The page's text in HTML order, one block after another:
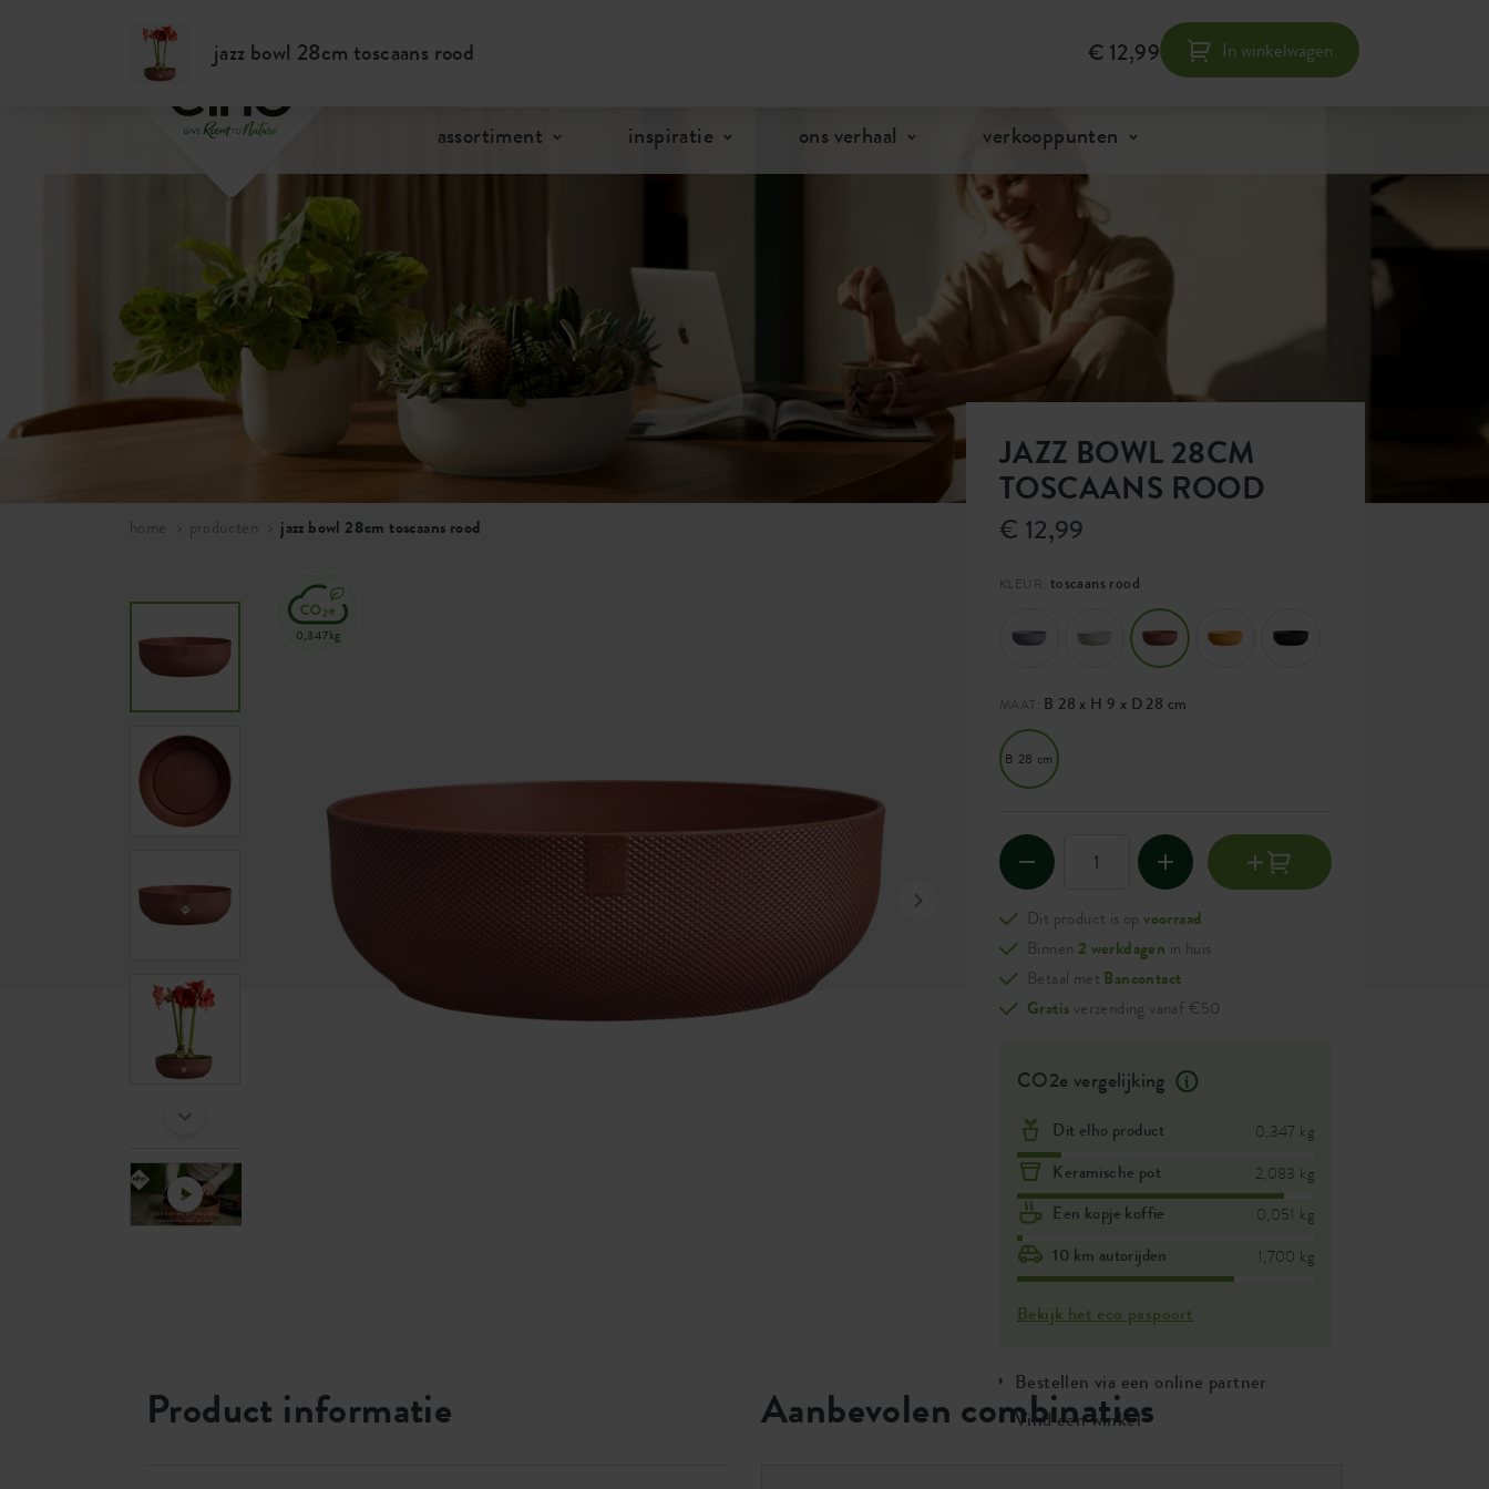
CONTACT
0
assortiment inspiratie ons verhaal verkooppunten
home producten jazz bowl 28cm toscaans rood
JAZZ BOWL 28CM
TOSCAANS ROOD
€ 12,99
KLEUR: toscaans rood
MAAT: B 28 x H 9 x D 28 cm
B 28 cm
Dit product is opvoorraad
Binnen 2 werkdagen in huis
Betaal met Bancontact
Gratis verzending vanaf €50
CO2e vergelijking
Dit elho product 0,347 kg
Keramische pot 2,083 kg
Een kopje koffie 0,051 kg
10 km autorijden 1,700 kg
Bekijk het eco paspoort
Bestellen via een online partner
Vind een winkel
0,347kg
Product informatie Aanbevolen combinaties
jazz bowl 28cm toscaans rood € 12,99 In winkelwagen